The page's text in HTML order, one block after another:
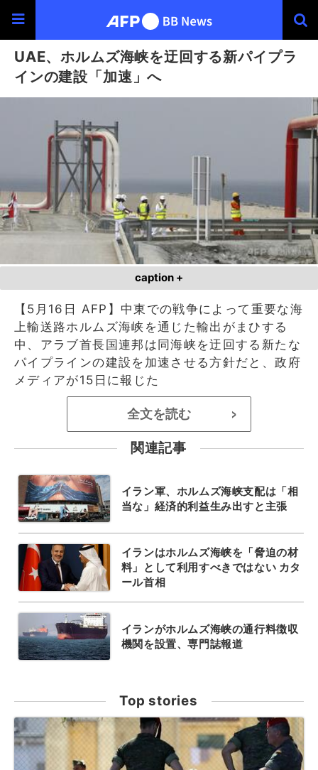
UAE、ホルムズ海峡を迂回する新パイプラ
インの建設「加速」へ
caption +
【5月16日 AFP】中東での戦争によって重要な海
上輸送路ホルムズ海峡を通じた輸出がまひする
中、アラブ首長国連邦は同海峡を迂回する新たな
パイプラインの建設を加速させる方針だと、政府
メディアが15日に報じた
全文を読む >
関連記事
イラン軍、ホルムズ海峡支配は「相
当な」経済的利益生み出すと主張
イランはホルムズ海峡を「脅迫の材
料」として利用すべきではない カタ
ール首相
イランがホルムズ海峡の通行料徴収
機関を設置、専門誌報道
Top stories